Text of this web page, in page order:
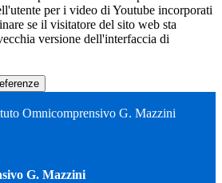
per i video di Youtube incorporati
se il visitatore del sito web sta
versione dell'interfaccia di
Omnicomprensivo G. Mazzini
G. Mazzini